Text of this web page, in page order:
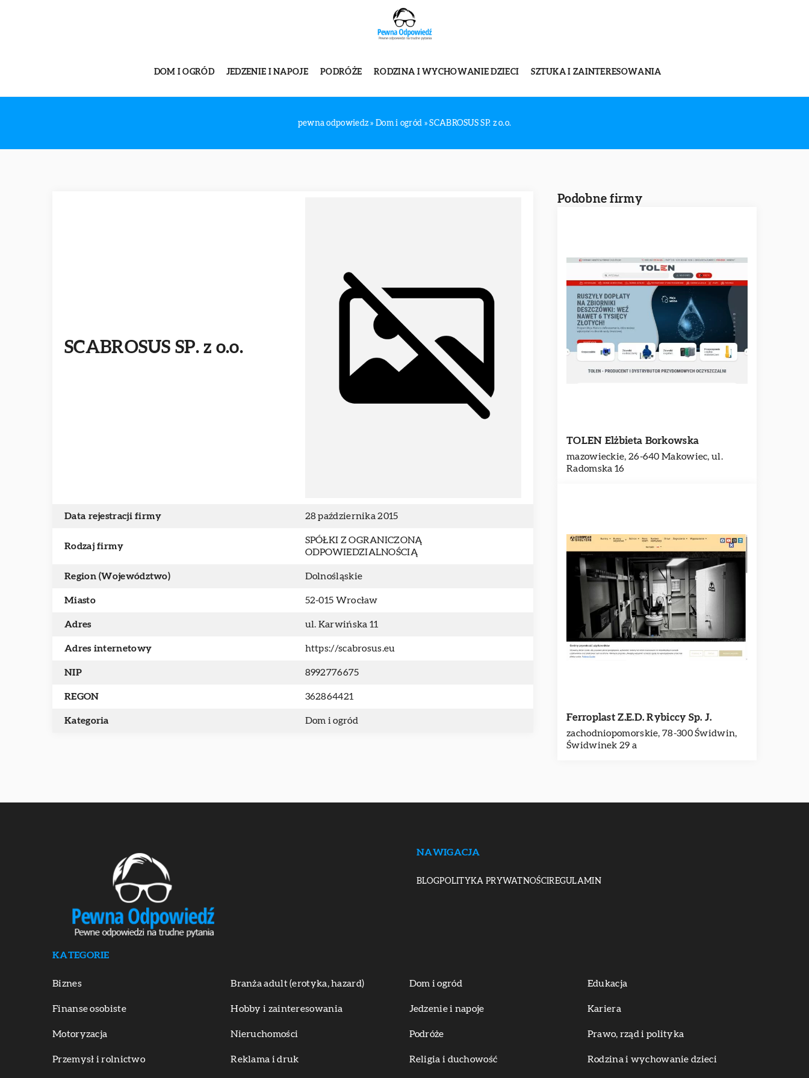
DOM I OGRÓD JEDZENIE I NAPOJE PODRÓŻE RODZINA I WYCHOWANIE DZIECI SZTUKA I ZAINTERESOWANIA
pewna odpowiedz »Dom i ogród »SCABROSUS SP. z o.o.
SCABROSUS SP. z o.o.
Data rejestracji firmy 28 października 2015
Rodzaj firmy
SPÓŁKI Z OGRANICZONĄ
ODPOWIEDZIALNOŚCIĄ
Region (Województwo) Dolnośląskie
Miasto 52-015 Wrocław
Adres ul. Karwińska 11
Adres internetowy https://scabrosus.eu
NIP 8992776675
REGON 362864421
Kategoria Dom i ogród
Podobne firmy
TOLEN Elżbieta Borkowska
mazowieckie, 26-640 Makowiec, ul.
Radomska 16
Ferroplast Z.E.D. Rybiccy Sp. J.
zachodniopomorskie, 78-300 Świdwin,
Świdwinek 29 a
NAWIGACJA
BLOGPOLITYKA PRYWATNOŚCIREGULAMIN
KATEGORIE
Biznes Branża adult (erotyka, hazard) Dom i ogród Edukacja
Finanse osobiste Hobby i zainteresowania Jedzenie i napoje Kariera
Motoryzacja Nieruchomości Podróże Prawo, rząd i polityka
Przemysł i rolnictwo Reklama i druk Religia i duchowość Rodzina i wychowanie dzieci